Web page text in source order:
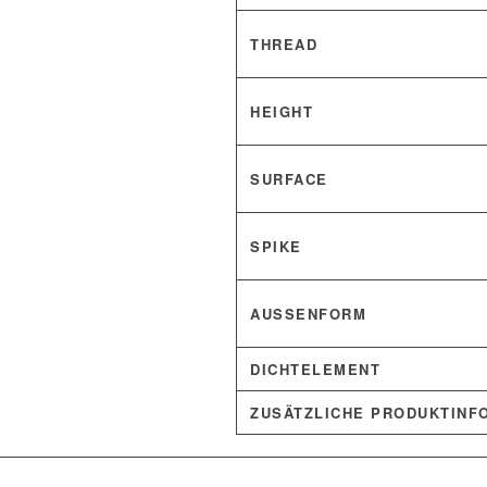
THREAD
HEIGHT
SURFACE
SPIKE
AUSSENFORM
DICHTELEMENT
ZUSÄTZLICHE